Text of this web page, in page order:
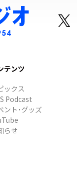
テンツ
ックス
Podcast
ント・グッズ
らせ